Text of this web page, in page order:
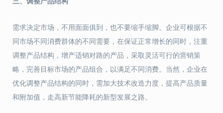
需求决定市场，不用面面俱到，也不要缩手缩脚。企业可根据不
同市场不同消费群体的不同需要，在保证正常增长的同时，注重
调整产品结构，增产适销对路的产品，采取灵活可行的营销策
略，完善目标市场的产品组合，以满足不同消费。当然，企业在
优化调整产品结构的同时，需加大技术改造力度，提高产品质量
和附加值，走高新节能降耗的新型发展之路。